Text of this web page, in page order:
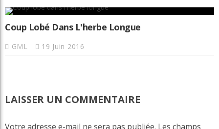
Coup Lobé Dans L'herbe Longue
GML 19 Juin 2016
LAISSER UN COMMENTAIRE
Votre adresse e-mail ne sera pas publiée. Les champs